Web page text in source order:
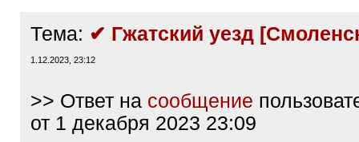
Тема: ✔ Гжатский уезд
1.12.2023, 23:12
>> Ответ на сообщение
от 1 декабря 2023 23:09